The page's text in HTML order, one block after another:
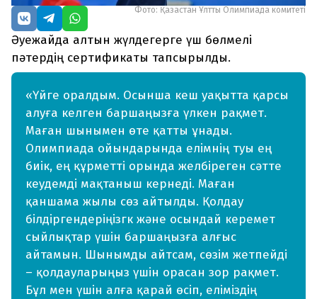
Фото: Қазақстан Ұлттық Олимпиада комитеті
Әуежайда алтын жүлдегерге үш бөлмелі
пәтердің сертификаты тапсырылды.
«Үйге оралдым. Осынша кеш уақытта қарсы
алуға келген баршаңызға үлкен рақмет.
Маған шынымен өте қатты ұнады.
Олимпиада ойындарында елімнің туы ең
биік, ең құрметті орында желбіреген сәтте
кеудемді мақтаныш кернеді. Маған
қаншама жылы сөз айтылды. Қолдау
білдіргендеріңізгк және осындай керемет
сыйлықтар үшін баршаңызға алғыс
айтамын. Шынымды айтсам, сөзім жетпейді
– қолдауларыңыз үшін орасан зор рақмет.
Бұл мен үшін алға қарай өсіп, еліміздің